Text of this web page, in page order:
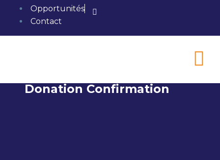
Opportunités
Contact
Donation Confirmation